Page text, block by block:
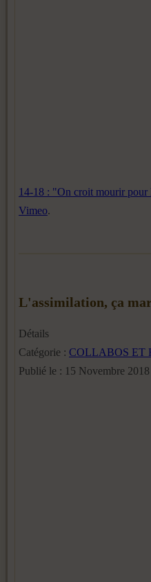
14-18 : "On croit mourir pour
Vimeo.
L'assimilation, ça
Détails
Catégorie : COLLABOS ET
Publié le : 15 Novembre 2018